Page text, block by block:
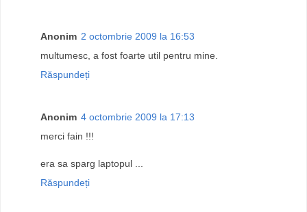
Anonim 2 octombrie 2009 la 16:53
multumesc, a fost foarte util pentru mine.
Răspundeți
Anonim 4 octombrie 2009 la 17:13
merci fain !!!
era sa sparg laptopul ...
Răspundeți